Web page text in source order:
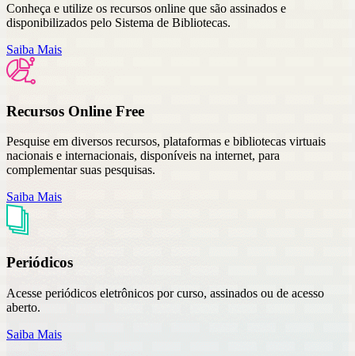
Conheça e utilize os recursos online que são assinados e
disponibilizados pelo Sistema de Bibliotecas.
Saiba Mais
Recursos Online Free
Pesquise em diversos recursos, plataformas e bibliotecas virtuais
nacionais e internacionais, disponíveis na internet, para
complementar suas pesquisas.
Saiba Mais
Periódicos
Acesse periódicos eletrônicos por curso, assinados ou de acesso
aberto.
Saiba Mais